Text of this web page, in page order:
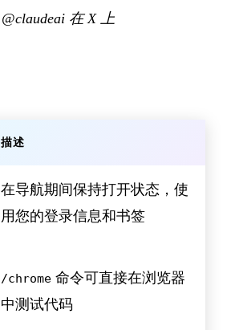
@claudeai 在 X 上
描述
在导航期间保持打开状态，使
用您的登录信息和书签
/chrome 命令可直接在浏览器
中测试代码